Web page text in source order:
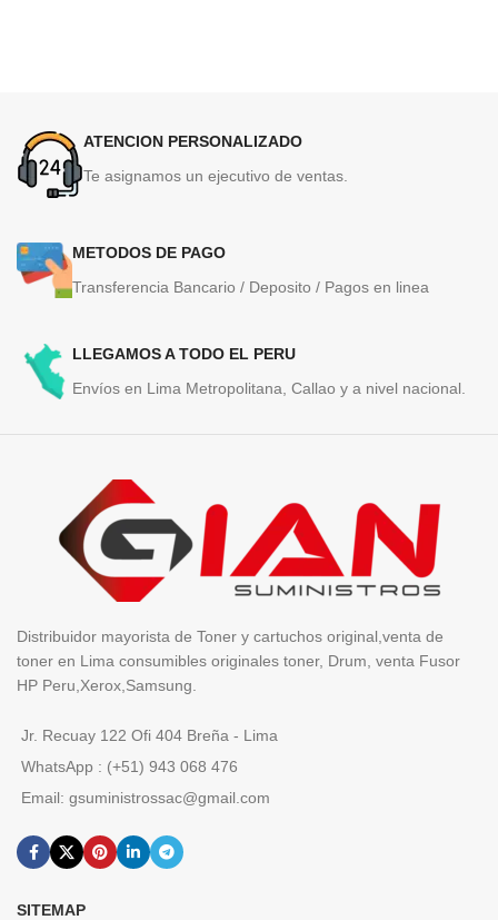
ATENCION PERSONALIZADO
Te asignamos un ejecutivo de ventas.
METODOS DE PAGO
Transferencia Bancario / Deposito / Pagos en linea
LLEGAMOS A TODO EL PERU
Envíos en Lima Metropolitana, Callao y a nivel nacional.
Distribuidor mayorista de Toner y cartuchos original,venta de
toner en Lima consumibles originales toner, Drum, venta Fusor
HP Peru,Xerox,Samsung.
Jr. Recuay 122 Ofi 404 Breña - Lima
WhatsApp : (+51) 943 068 476
Email: gsuministrossac@gmail.com
SITEMAP